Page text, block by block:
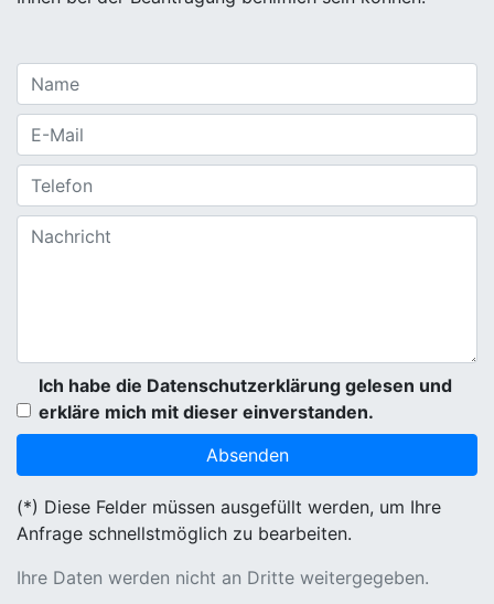
Ich habe die Datenschutzerklärung gelesen und
erkläre mich mit dieser einverstanden.
(*) Diese Felder müssen ausgefüllt werden, um Ihre
Anfrage schnellstmöglich zu bearbeiten.
Ihre Daten werden nicht an Dritte weitergegeben.